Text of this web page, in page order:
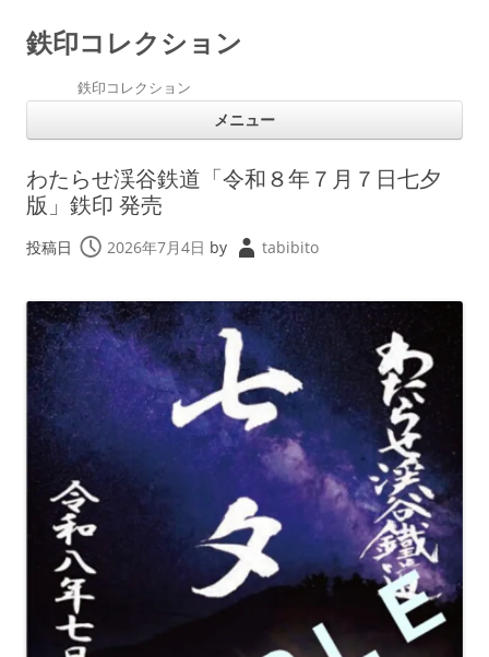
鉄印コレクション
鉄印コレクション
メニュー
わたらせ渓谷鉄道「令和８年７月７日七夕
版」鉄印 発売
投稿日 2026年7月4日 by tabibito